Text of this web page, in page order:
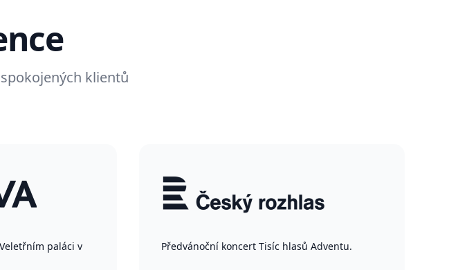
klientů
paláci v
Předvánoční koncert Tisíc hlasů Adventu.